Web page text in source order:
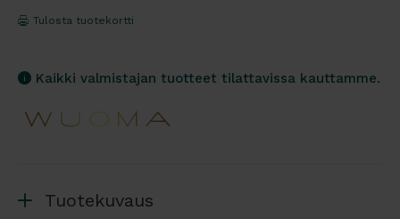
Tulosta tuotekortti
Kaikki valmistajan tuotteet tilattavissa kauttamme.
Tuotekuvaus